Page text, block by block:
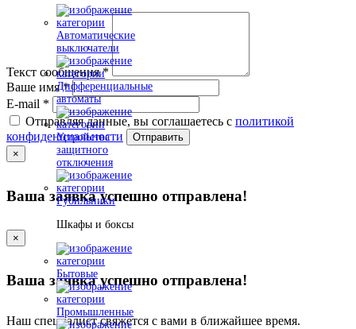
Автоматические
выключатели
Дифференциальные
автоматы
Устройства
защитного
отключения
Рубильники
Шкафы и боксы
Бытовые
Промышленные
Текст сообщения*
Ваше имя*
E-mail *
Отправляя данные, вы соглашаетесь с политикой
конфиденциальности
Отправить
×
Ваша заявка успешно отправлена!
×
Ваша заявка успешно отправлена!
Наш специалист свяжется с вами в ближайшее время.